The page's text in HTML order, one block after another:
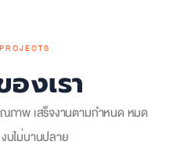
งเรา
ณภาพเสร็จงานตามกำหนด หมด
บไม่บานปลาย